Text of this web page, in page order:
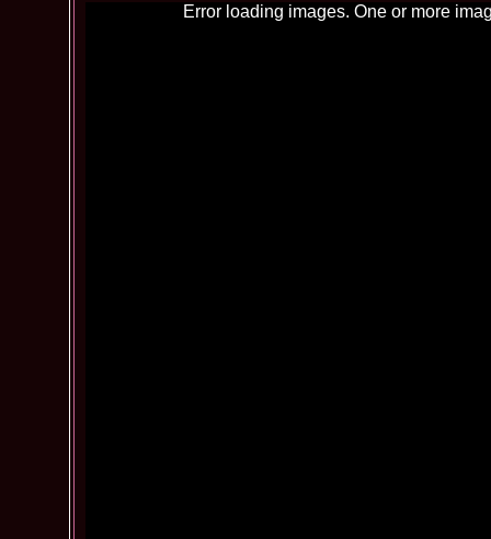
Error loading images. One or more